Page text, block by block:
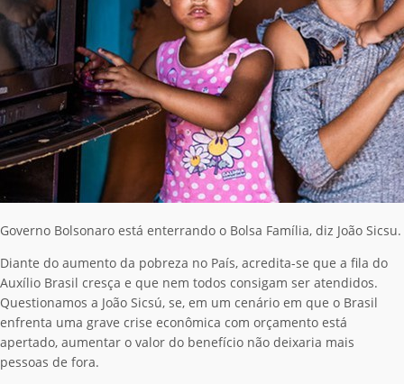
Governo Bolsonaro está enterrando o Bolsa Família, diz João
Diante do aumento da pobreza no País, acredita-se que a fila do
Auxílio Brasil cresça e que nem todos consigam ser atendidos.
Questionamos a João Sicsú, se, em um cenário em que o Brasil
enfrenta uma grave crise econômica com orçamento está
apertado, aumentar o valor do benefício não deixaria mais
pessoas de fora.